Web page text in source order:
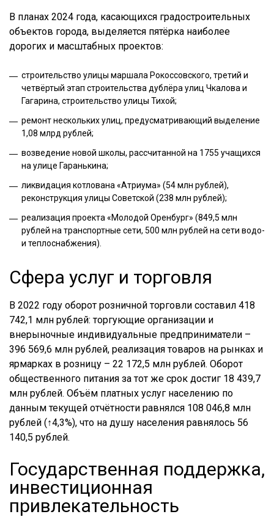
В планах 2024 года, касающихся градостроительных
объектов города, выделяется пятёрка наиболее
дорогих и масштабных проектов:
строительство улицы маршала Рокоссовского, третий и
четвёртый этап строительства дублёра улиц Чкалова и
Гагарина, строительство улицы Тихой;
ремонт нескольких улиц, предусматривающий выделение
1,08 млрд рублей;
возведение новой школы, рассчитанной на 1755 учащихся
на улице Гаранькина;
ликвидация котлована «Атриума» (54 млн рублей),
реконструкция улицы Советской (238 млн рублей);
реализация проекта «Молодой Оренбург» (849,5 млн
рублей на транспортные сети, 500 млн рублей на сети водо-
и теплоснабжения).
Сфера услуг и торговля
В 2022 году оборот розничной торговли составил 418
742,1 млн рублей: торгующие организации и
внерыночные индивидуальные предприниматели –
396 569,6 млн рублей, реализация товаров на рынках и
ярмарках в розницу – 22 172,5 млн рублей. Оборот
общественного питания за тот же срок достиг 18 439,7
млн рублей. Объём платных услуг населению по
данным текущей отчётности равнялся 108 046,8 млн
рублей (↑4,3%), что на душу населения равнялось 56
140,5 рублей.
Государственная поддержка,
инвестиционная
привлекательность